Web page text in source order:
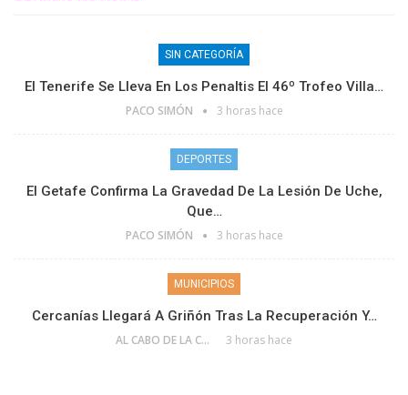
SIN CATEGORÍA
El Tenerife Se Lleva En Los Penaltis El 46º Trofeo Villa…
PACO SIMÓN 3 horas hace
DEPORTES
El Getafe Confirma La Gravedad De La Lesión De Uche,
Que…
PACO SIMÓN 3 horas hace
MUNICIPIOS
Cercanías Llegará A Griñón Tras La Recuperación Y…
AL CABO DE LA CALLE 3 horas hace